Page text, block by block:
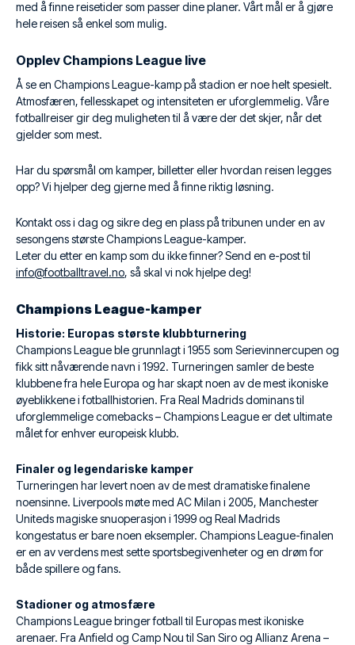
med å finne reisetider som passer dine planer. Vårt mål er å gjøre
hele reisen så enkel som mulig.
Opplev Champions League live
Å se en Champions League-kamp på stadion er noe helt spesielt.
Atmosfæren, fellesskapet og intensiteten er uforglemmelig. Våre
fotballreiser gir deg muligheten til å være der det skjer, når det
gjelder som mest.
Har du spørsmål om kamper, billetter eller hvordan reisen legges
opp? Vi hjelper deg gjerne med å finne riktig løsning.
Kontakt oss i dag og sikre deg en plass på tribunen under en av
sesongens største Champions League-kamper.
Leter du etter en kamp som du ikke finner? Send en e-post til
info@footballtravel.no, så skal vi nok hjelpe deg!
Champions League-kamper
Historie: Europas største klubbturnering
Champions League ble grunnlagt i 1955 som Serievinnercupen og
fikk sitt nåværende navn i 1992. Turneringen samler de beste
klubbene fra hele Europa og har skapt noen av de mest ikoniske
øyeblikkene i fotballhistorien. Fra Real Madrids dominans til
uforglemmelige comebacks – Champions League er det ultimate
målet for enhver europeisk klubb.
Finaler og legendariske kamper
Turneringen har levert noen av de mest dramatiske finalene
noensinne. Liverpools møte med AC Milan i 2005, Manchester
Uniteds magiske snuoperasjon i 1999 og Real Madrids
kongestatus er bare noen eksempler. Champions League-finalen
er en av verdens mest sette sportsbegivenheter og en drøm for
både spillere og fans.
Stadioner og atmosfære
Champions League bringer fotball til Europas mest ikoniske
arenaer. Fra Anfield og Camp Nou til San Siro og Allianz Arena –